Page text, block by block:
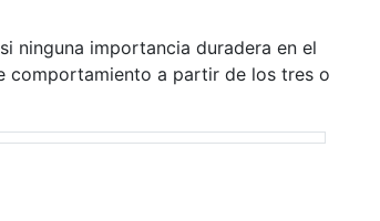
ninguna importancia duradera en el
comportamiento a partir de los tres o